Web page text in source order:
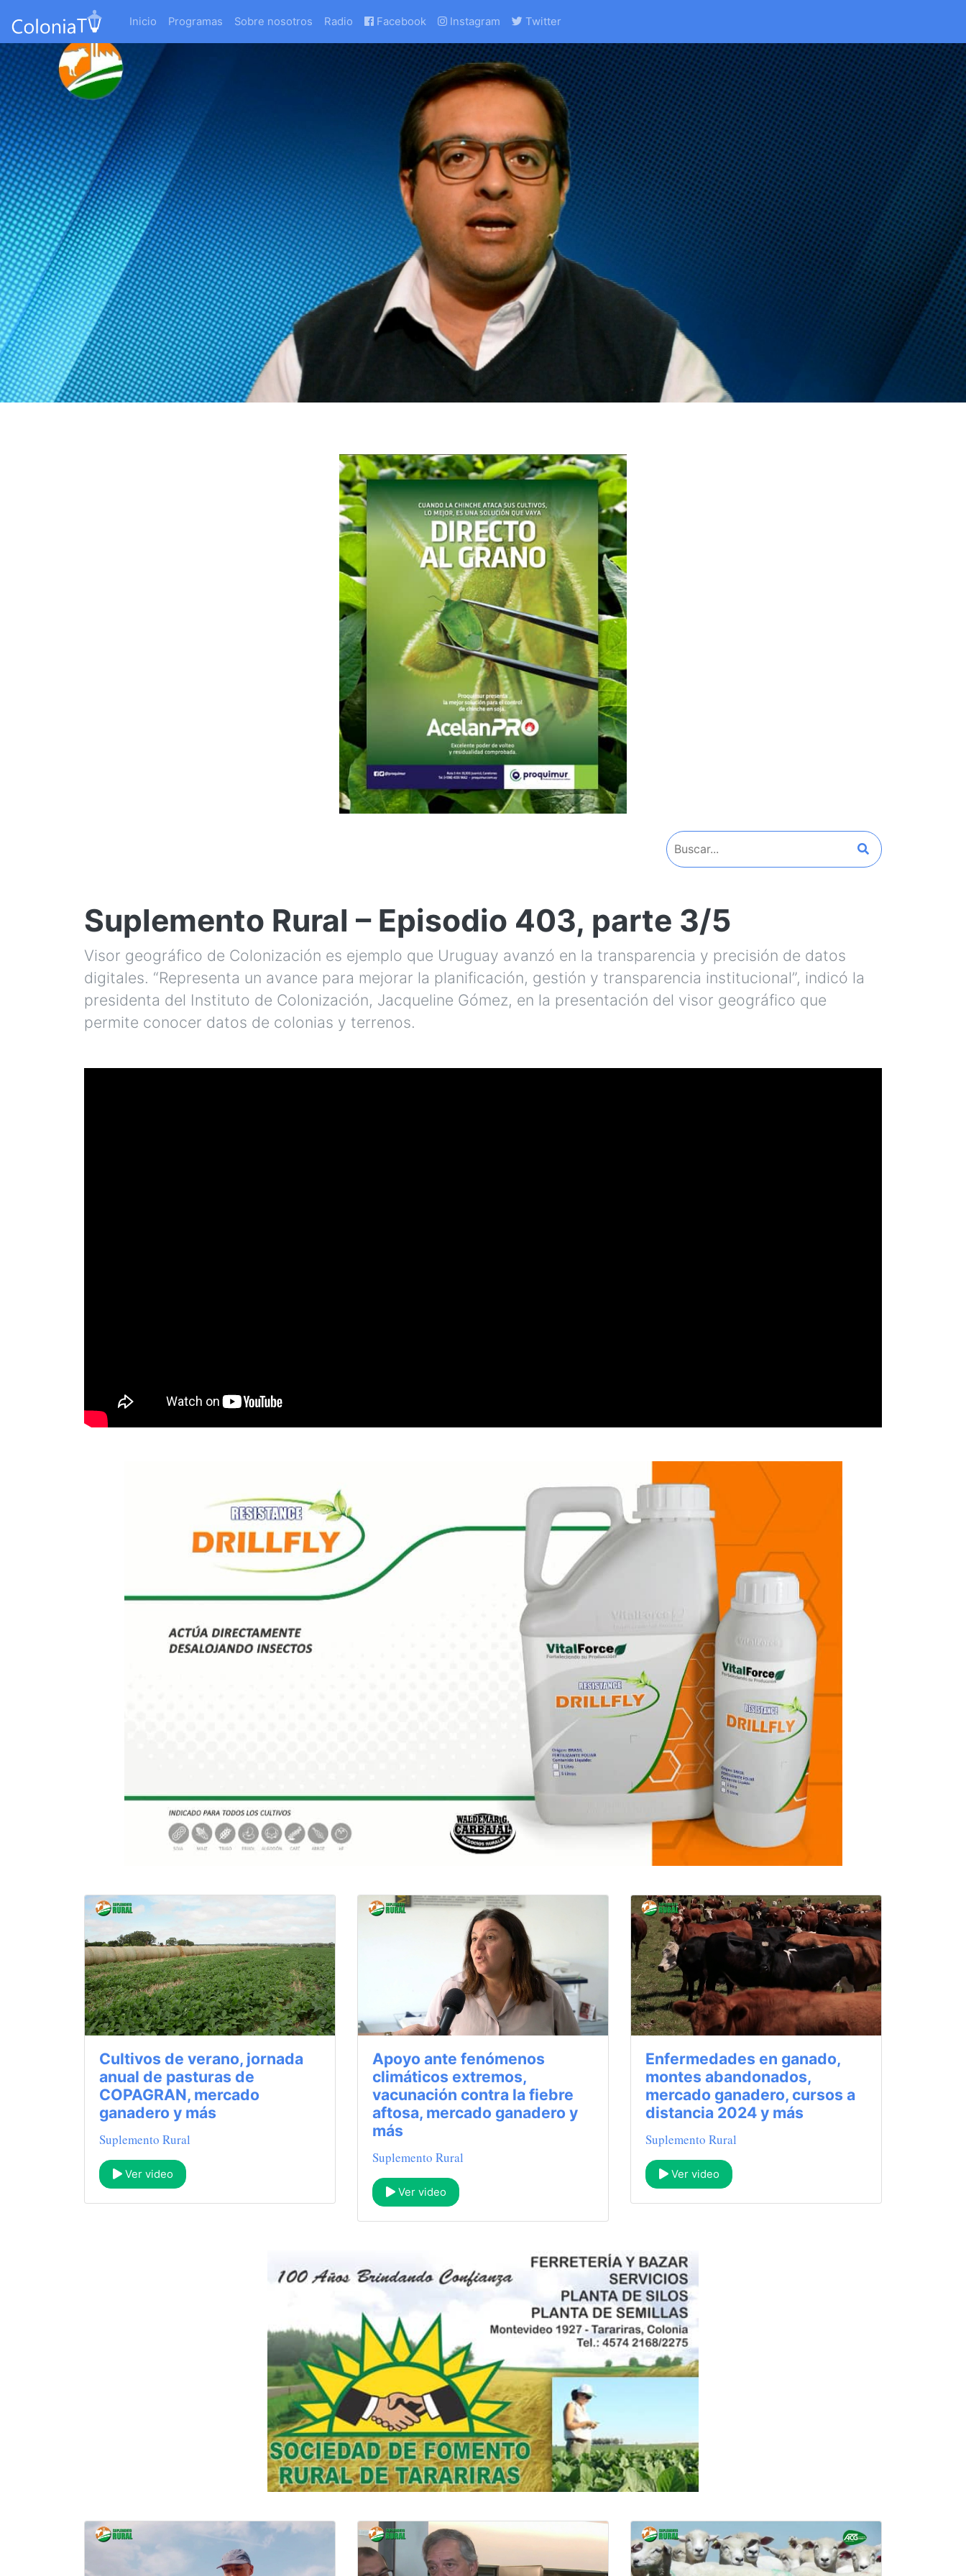
Inicio Programas Sobre nosotros Radio Facebook Instagram Twitter
Suplemento Rural – Episodio 403, parte 3/5
Visor geográfico de Colonización es ejemplo que Uruguay avanzó en la transparencia y precisión de datos
digitales. “Representa un avance para mejorar la planificación, gestión y transparencia institucional”, indicó la
presidenta del Instituto de Colonización, Jacqueline Gómez, en la presentación del visor geográfico que
permite conocer datos de colonias y terrenos.
Cultivos de verano, jornada
anual de pasturas de
COPAGRAN, mercado
ganadero y más
Suplemento Rural
Ver video
Apoyo ante fenómenos
climáticos extremos,
vacunación contra la fiebre
aftosa, mercado ganadero y
más
Suplemento Rural
Ver video
Enfermedades en ganado,
montes abandonados,
mercado ganadero, cursos a
distancia 2024 y más
Suplemento Rural
Ver video